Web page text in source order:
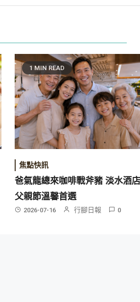
1 MIN READ
焦點快訊
爸氣龍總來咖啡戰斧豬 淡水酒
父親節溫馨首選
2026-07-16 行腳日報 0